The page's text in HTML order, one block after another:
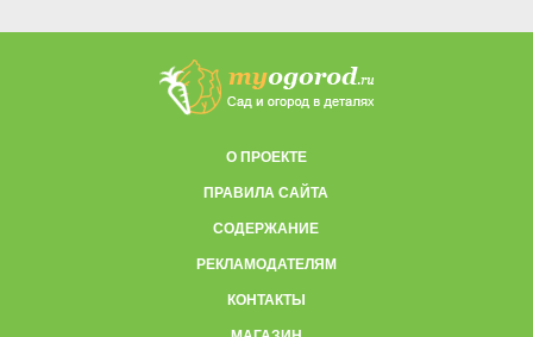
О ПРОЕКТЕ
ПРАВИЛА САЙТА
СОДЕРЖАНИЕ
РЕКЛАМОДАТЕЛЯМ
КОНТАКТЫ